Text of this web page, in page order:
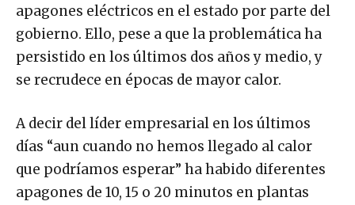
apagones eléctricos en el estado por parte del
gobierno. Ello, pese a que la problemática ha
persistido en los últimos dos años y medio, y
se recrudece en épocas de mayor calor.
A decir del líder empresarial en los últimos
días “aun cuando no hemos llegado al calor
que podríamos esperar” ha habido diferentes
apagones de 10, 15 o 20 minutos en plantas